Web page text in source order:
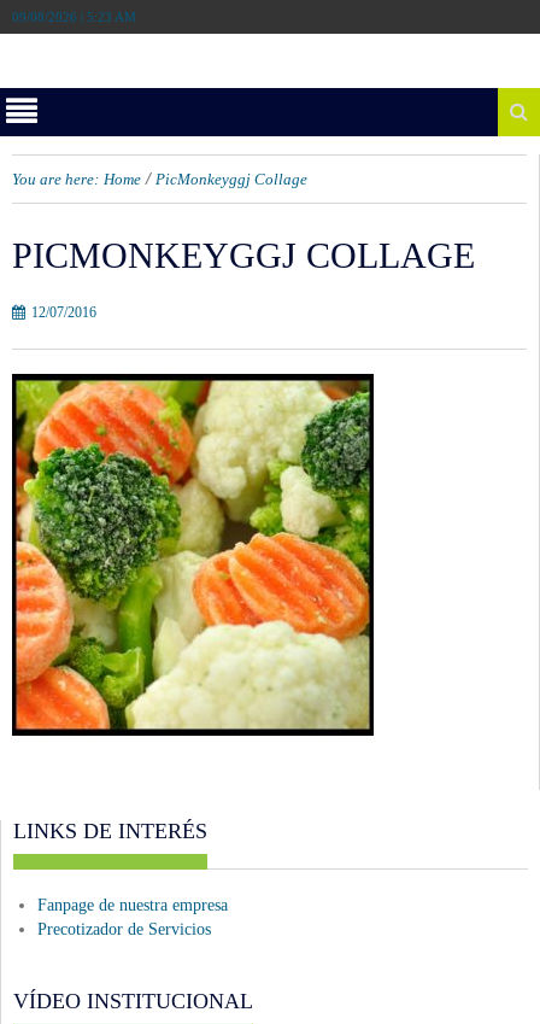
09/08/2026 | 5:23 AM
You are here: Home / PicMonkeyggj Collage
PICMONKEYGGJ COLLAGE
12/07/2016
LINKS DE INTERÉS
Fanpage de nuestra empresa
Precotizador de Servicios
VÍDEO INSTITUCIONAL